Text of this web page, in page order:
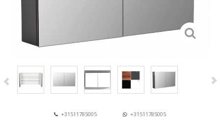
+31511785005
+31511785005